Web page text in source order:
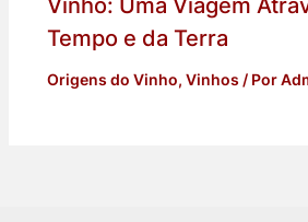
Tempo e da Terra
Origens do Vinho, Vinhos / Por